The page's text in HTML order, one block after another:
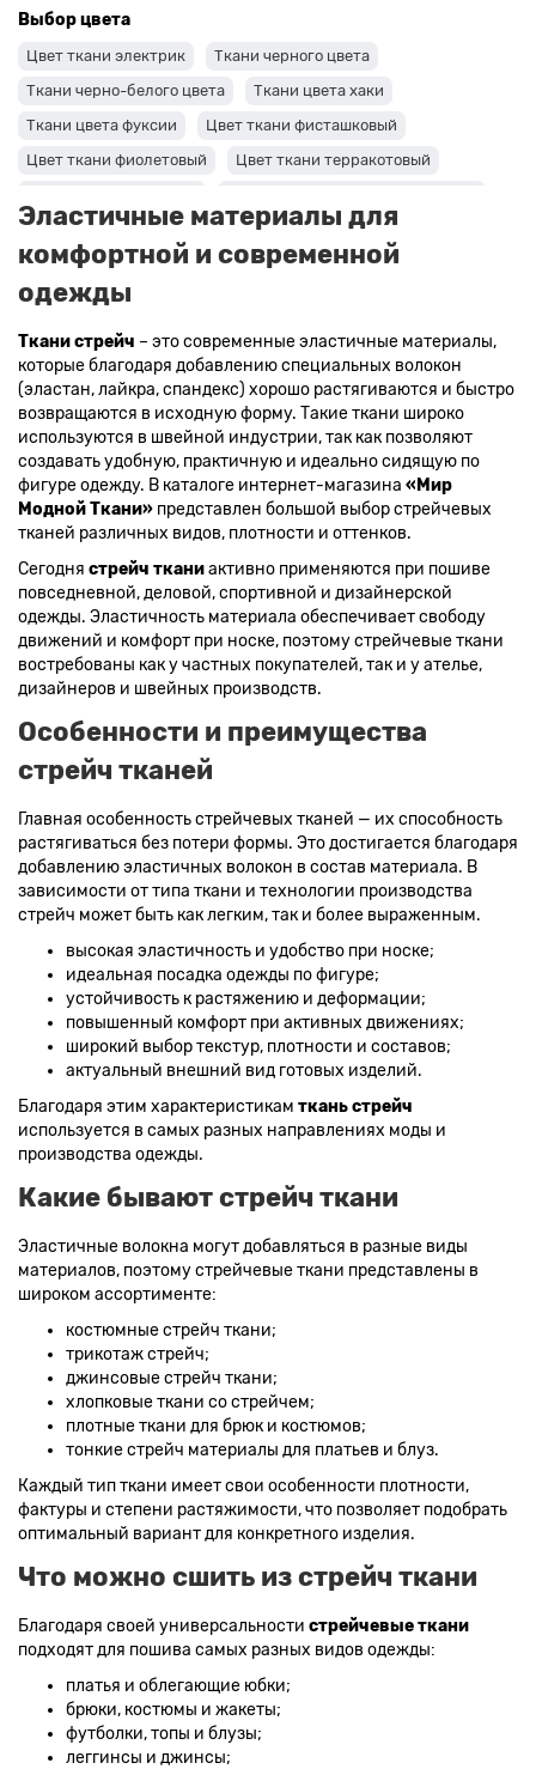
Выбор цвета
Цвет ткани электрик
Ткани черного цвета
Ткани черно-белого цвета
Ткани цвета хаки
Ткани цвета фуксии
Цвет ткани фисташковый
Цвет ткани фиолетовый
Цвет ткани терракотовый
Цвет ткани серый + оттенки: темные и светлые
Цвет ткани салатовый
Цвет ткани розовый
Ткани цвета пудра
Ткани оранжевого цвета
Ткани оливкового цвета
Цвет ткани мятный
Ткани цвета айвори, молочные оттенки
Ткани лимонного цвета
Ткани красного цвета разных оттенков
Ткани кораллового цвета
Ткани цвета какао
Изумрудный цвет ткани
Ткани зеленого цвета
Ткани желтого цвета
Ткани цвета индиго
Цвет ткани бордовый
Купить ткань белого цвета
Цвет ткани бежевый
Эластичные материалы для
комфортной и современной
одежды
Ткани стрейч – это современные эластичные материалы,
которые благодаря добавлению специальных волокон
(эластан, лайкра, спандекс) хорошо растягиваются и быстро
возвращаются в исходную форму. Такие ткани широко
используются в швейной индустрии, так как позволяют
создавать удобную, практичную и идеально сидящую по
фигуре одежду. В каталоге интернет-магазина «Мир
Модной Ткани» представлен большой выбор стрейчевых
тканей различных видов, плотности и оттенков.
Сегодня стрейч тканиактивно применяются при пошиве
повседневной, деловой, спортивной и дизайнерской
одежды. Эластичность материала обеспечивает свободу
движений и комфорт при носке, поэтому стрейчевые ткани
востребованы как у частных покупателей, так и у ателье,
дизайнеров и швейных производств.
Особенности и преимущества
стрейч тканей
Главная особенность стрейчевых тканей — их способность
растягиваться без потери формы. Это достигается благодаря
добавлению эластичных волокон в состав материала. В
зависимости от типа ткани и технологии производства
стрейч может быть как легким, так и более выраженным.
высокая эластичность и удобство при носке;
идеальная посадка одежды по фигуре;
устойчивость к растяжению и деформации;
повышенный комфорт при активных движениях;
широкий выбор текстур, плотности и составов;
актуальный внешний вид готовых изделий.
Благодаря этим характеристикам ткань стрейч
используется в самых разных направлениях моды и
производства одежды.
Какие бывают стрейч ткани
Эластичные волокна могут добавляться в разные виды
материалов, поэтому стрейчевые ткани представлены в
широком ассортименте:
костюмные стрейч ткани;
трикотаж стрейч;
джинсовые стрейч ткани;
хлопковые ткани со стрейчем;
плотные ткани для брюк и костюмов;
тонкие стрейч материалы для платьев и блуз.
Каждый тип ткани имеет свои особенности плотности,
фактуры и степени растяжимости, что позволяет подобрать
оптимальный вариант для конкретного изделия.
Что можно сшить из стрейч ткани
Благодаря своей универсальности стрейчевые ткани
подходят для пошива самых разных видов одежды:
платья и облегающие юбки;
брюки, костюмы и жакеты;
футболки, топы и блузы;
леггинсы и джинсы;